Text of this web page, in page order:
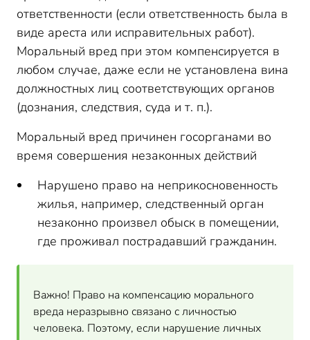
ответственности (если ответственность была в
виде ареста или исправительных работ).
Моральный вред при этом компенсируется в
любом случае, даже если не установлена вина
должностных лиц соответствующих органов
(дознания, следствия, суда и т. п.).
Моральный вред причинен госорганами во
время совершения незаконных действий
Нарушено право на неприкосновенность
жилья, например, следственный орган
незаконно произвел обыск в помещении,
где проживал пострадавший гражданин.
Важно! Право на компенсацию морального
вреда неразрывно связано с личностью
человека. Поэтому, если нарушение личных